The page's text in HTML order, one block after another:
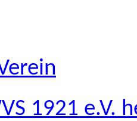
1921 e.V.